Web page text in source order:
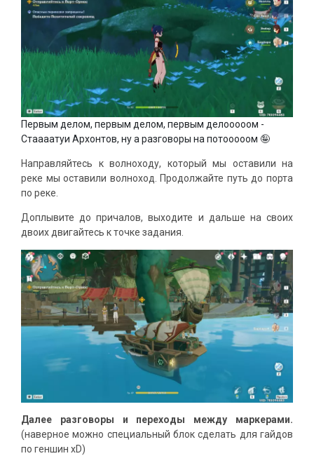
Первым делом, первым делом, первым делооооом -
Стаааатуи Архонтов, ну а разговоры на потооооом 🤪
Направляйтесь к волноходу, который мы оставили на
реке мы оставили волноход. Продолжайте путь до порта
по реке.
Доплывите до причалов, выходите и дальше на своих
двоих двигайтесь к точке задания.
Далее разговоры и переходы между маркерами.
(наверное можно специальный блок сделать для гайдов
по геншин xD)